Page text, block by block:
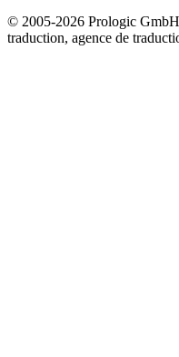
© 2005-2026 Prologic GmbH
traduction, agence de